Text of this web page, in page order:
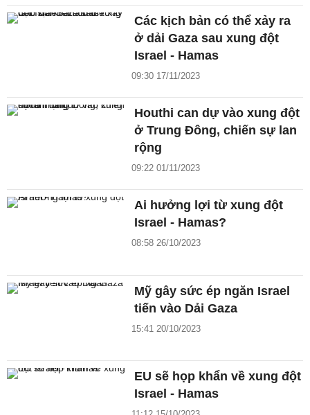
Các kịch bản có thể xảy ra
ở dải Gaza sau xung đột
Israel - Hamas
09:30 17/11/2023
Houthi can dự vào xung đột
ở Trung Đông, chiến sự lan
rộng
09:22 01/11/2023
Ai hưởng lợi từ xung đột
Israel - Hamas?
08:58 26/10/2023
Mỹ gây sức ép ngăn Israel
tiến vào Dải Gaza
15:41 20/10/2023
EU sẽ họp khẩn về xung đột
Israel - Hamas